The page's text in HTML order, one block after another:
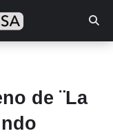
de ¨La